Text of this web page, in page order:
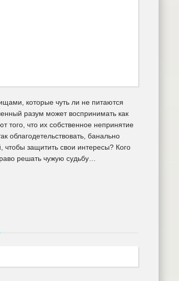
которые чуть ли не питаются
разум может воспринимать как
что их собственное непринятие
облагодетельствовать, банально
чтобы защитить свои интересы? Кого
решать чужую судьбу…